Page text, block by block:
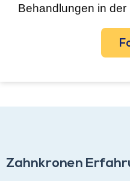
Behandlungen in der
Zahnkronen